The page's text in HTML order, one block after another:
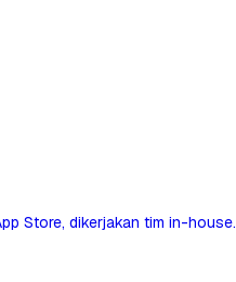
Store, dikerjakan tim in-house.